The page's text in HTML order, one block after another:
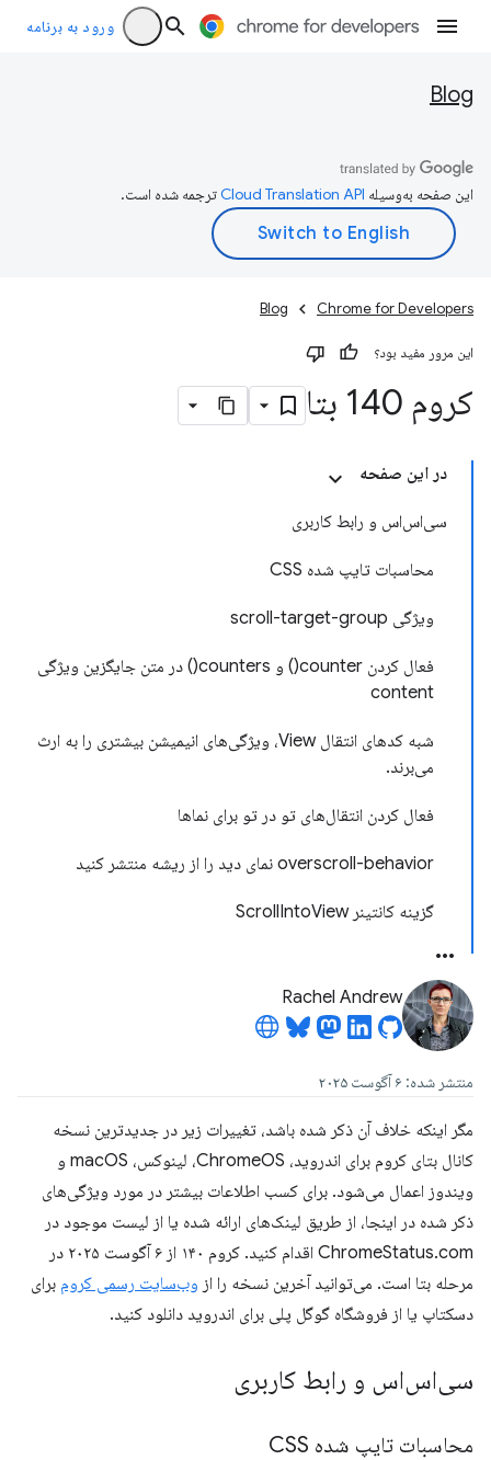
ورود به برنامه
Blog
این صفحه به‌وسیله ترجمه شده است.
Chrome for Developers
Blog
این مرور مفید بود؟
کروم 140 بتا
در این صفحه
سی‌اس‌اس و رابط کاربری
محاسبات تایپ شده CSS
ویژگی scroll-target-group
فعال کردن counter() و counters() در متن جایگزین ویژگی
content
شبه‌ کدهای انتقال View، ویژگی‌های انیمیشن بیشتری را به ارث
می‌برند.
فعال کردن انتقال‌های تو در تو برای نماها
overscroll-behavior نمای دید را از ریشه منتشر کنید
گزینه کانتینر ScrollIntoView
Rachel Andrew
منتشر شده: ۶ آگوست ۲۰۲۵
مگر اینکه خلاف آن ذکر شده باشد، تغییرات زیر در جدیدترین نسخه
کانال بتای کروم برای اندروید، ChromeOS، لینوکس، macOS و
ویندوز اعمال می‌شود. برای کسب اطلاعات بیشتر در مورد ویژگی‌های
ذکر شده در اینجا، از طریق لینک‌های ارائه شده یا از لیست موجود در
ChromeStatus.com اقدام کنید. کروم ۱۴۰ از ۶ آگوست ۲۰۲۵ در
مرحله بتا است. می‌توانید آخرین نسخه را از وب‌سایت رسمی کروم برای
دسکتاپ یا از فروشگاه گوگل پلی برای اندروید دانلود کنید.
سی‌اس‌اس و رابط کاربری
محاسبات تایپ شده CSS